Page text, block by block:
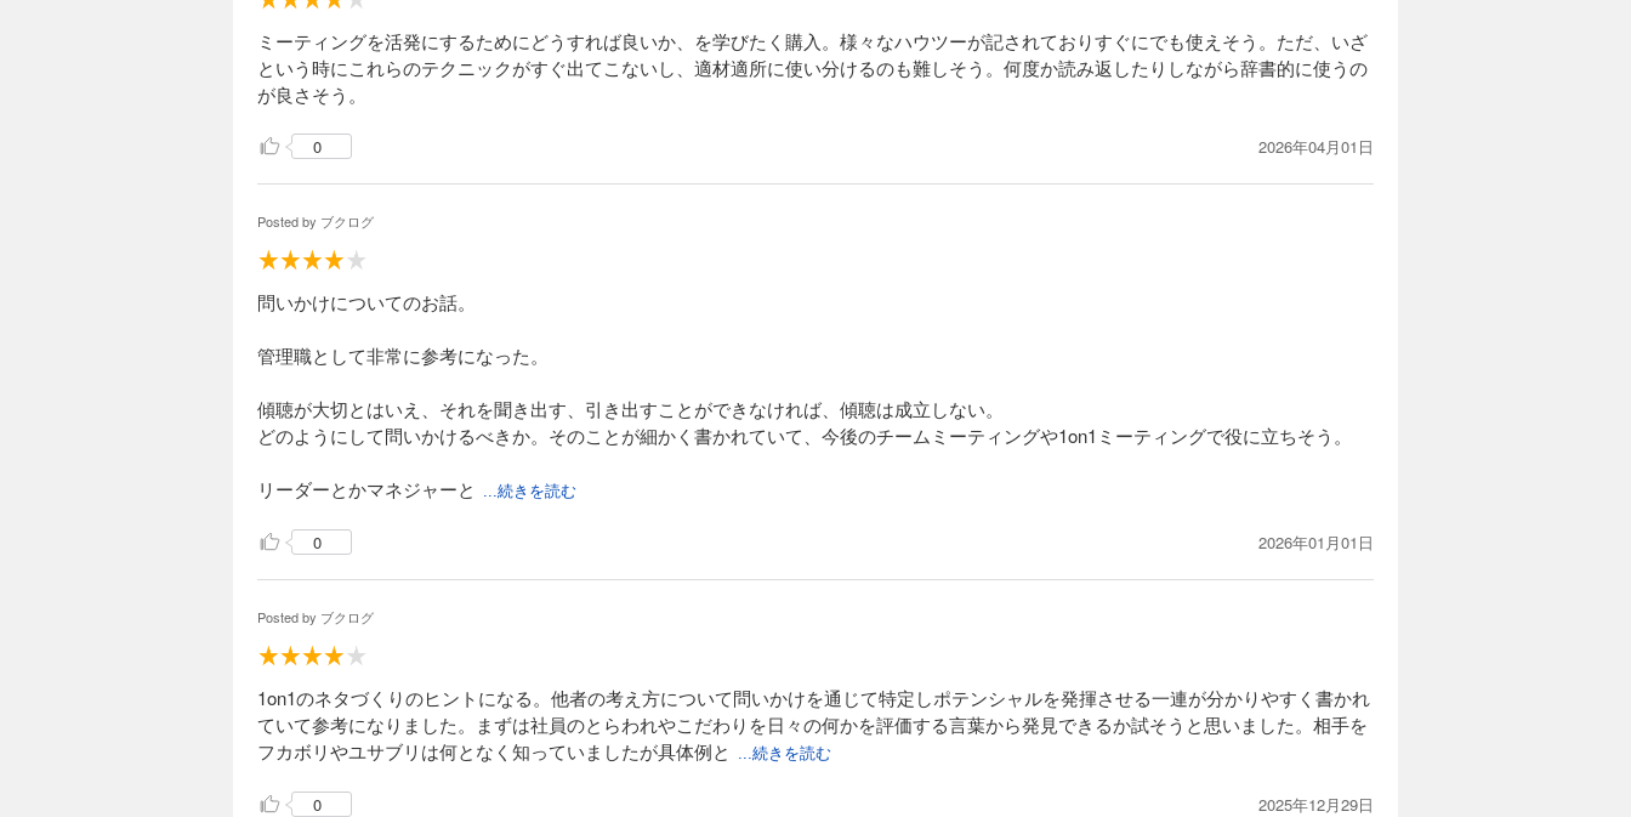
悪い問いと良い問い
・悪い問い→「無関心」「自由度の高さ」「圧力」「予定調和」
・良い問い→「好奇心」「適度な制約」「遊び心」「言葉遣いのずらし」
と整理。問いは相手の感情や思考に直接作用し、チームの空気や創造性を左右する。問いかけを「見立てる → 組み立てる → 投げかけ
・フカボリモード（価値観を掘る）
最終章では、問いを投げた後の初期反応へのフォローまで含め、「問いかけ」を一過性のスキルではなく継続的なチーム形成のテクニッ
ミーティングを活発にするためにどうすれば良いか、を学びたく購入。様々なハウツーが記されておりすぐにでも使えそう。ただ、いざ
という時にこれらのテクニックがすぐ出てこないし、適材適所に使い分けるのも難しそう。何度か読み返したりしながら辞書的に使うの
が良さそう。
0 2026年04月01日
Posted by ブクログ
問いかけについてのお話。
管理職として非常に参考になった。
傾聴が大切とはいえ、それを聞き出す、引き出すことができなければ、傾聴は成立しない。
どのようにして問いかけるべきか。そのことが細かく書かれていて、今後のチームミーティングや1on1ミーティングで役に立ちそう。
リーダーとかマネジャーと ...続きを読む
0 2026年01月01日
Posted by ブクログ
1on1のネタづくりのヒントになる。他者の考え方について問いかけを通じて特定しポテンシャルを発揮させる一連が分かりやすく書かれ
ていて参考になりました。まずは社員のとらわれやこだわりを日々の何かを評価する言葉から発見できるか試そうと思いました。相手を
フカボリやユサブリは何となく知っていましたが具体例と
...続きを読む
0 2025年12月29日